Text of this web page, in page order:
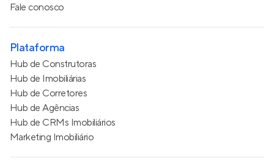
Fale conosco
Plataforma
Hub de Construtoras
Hub de Imobiliárias
Hub de Corretores
Hub de Agências
Hub de CRMs Imobiliários
Marketing Imobiliário